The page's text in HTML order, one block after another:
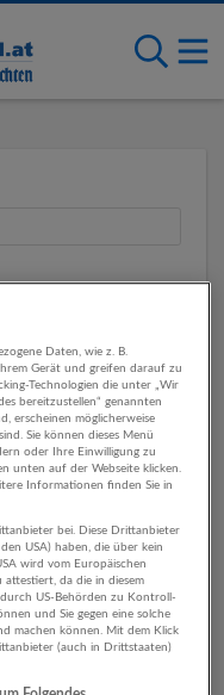
Kunst,
Erholung
Daten, wie z. B.
Gerät und greifen darauf zu
Technologien die unter „Wir
bereitzustellen“ genannten
erscheinen möglicherweise
Sie können dieses Menü
oder Ihre Einwilligung zu
unten auf der Webseite klicken.
Informationen finden Sie in
bei. Diese Drittanbieter
USA) haben, die über kein
wird vom Europäischen
attestiert, da die in diesem
US-Behörden zu Kontroll-
und Sie gegen eine solche
machen können. Mit dem Klick
(auch in Drittstaaten)